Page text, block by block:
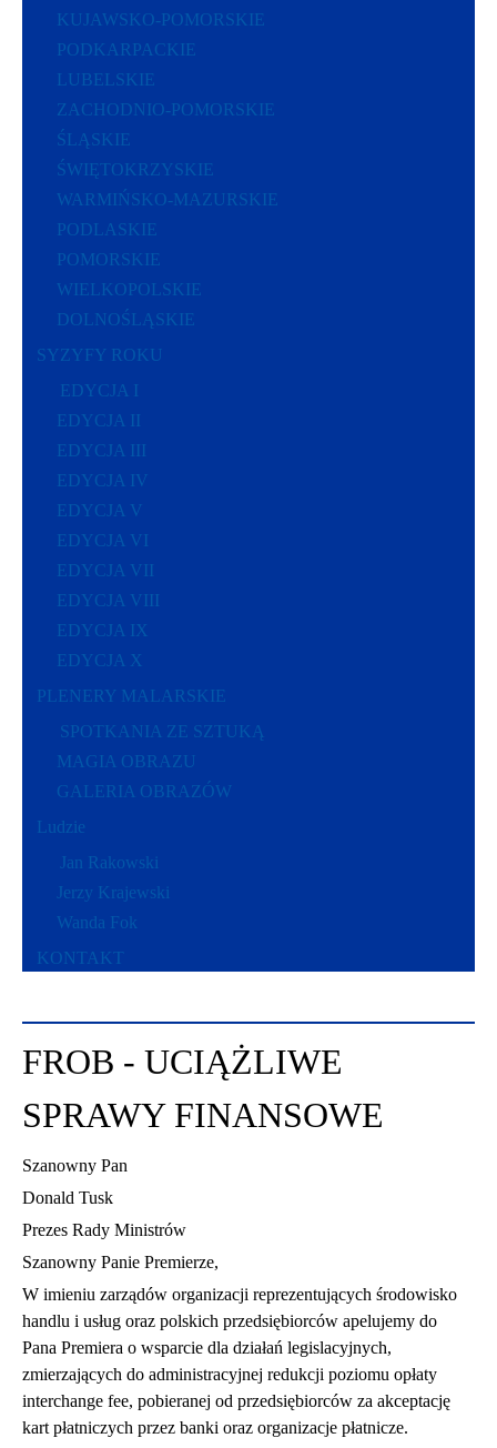
KUJAWSKO-POMORSKIE
PODKARPACKIE
LUBELSKIE
ZACHODNIO-POMORSKIE
ŚLĄSKIE
ŚWIĘTOKRZYSKIE
WARMIŃSKO-MAZURSKIE
PODLASKIE
POMORSKIE
WIELKOPOLSKIE
DOLNOŚLĄSKIE
SYZYFY ROKU
EDYCJA I
EDYCJA II
EDYCJA III
EDYCJA IV
EDYCJA V
EDYCJA VI
EDYCJA VII
EDYCJA VIII
EDYCJA IX
EDYCJA X
PLENERY MALARSKIE
SPOTKANIA ZE SZTUKĄ
MAGIA OBRAZU
GALERIA OBRAZÓW
Ludzie
Jan Rakowski
Jerzy Krajewski
Wanda Fok
KONTAKT
FROB - UCIĄŻLIWE
SPRAWY FINANSOWE
Szanowny Pan
Donald Tusk
Prezes Rady Ministrów
Szanowny Panie Premierze,
W imieniu zarządów organizacji reprezentujących środowisko
handlu i usług oraz polskich przedsiębiorców apelujemy do
Pana Premiera o wsparcie dla działań legislacyjnych,
zmierzających do administracyjnej redukcji poziomu opłaty
interchange fee, pobieranej od przedsiębiorców za akceptację
kart płatniczych przez banki oraz organizacje płatnicze.